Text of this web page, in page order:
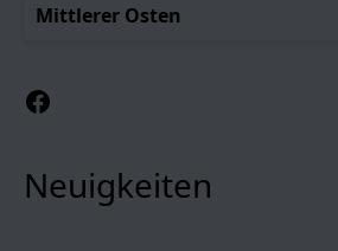
Mittlerer Osten
Facebook
Neuigkeiten